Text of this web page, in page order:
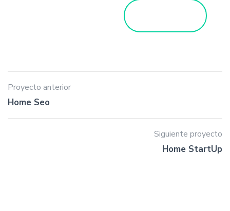
Proyecto anterior
Home Seo
Siguiente proyecto
Home StartUp